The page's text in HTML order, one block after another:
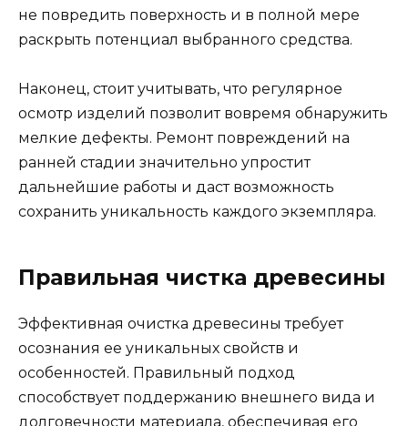
не повредить поверхность и в полной мере
раскрыть потенциал выбранного средства.
Наконец, стоит учитывать, что регулярное
осмотр изделий позволит вовремя обнаружить
мелкие дефекты. Ремонт повреждений на
ранней стадии значительно упростит
дальнейшие работы и даст возможность
сохранить уникальность каждого экземпляра.
Правильная чистка древесины
Эффективная очистка древесины требует
осознания ее уникальных свойств и
особенностей. Правильный подход
способствует поддержанию внешнего вида и
долговечности материала, обеспечивая его